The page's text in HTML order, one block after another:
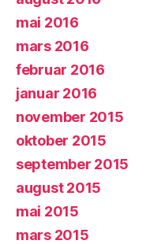
mai 2016
mars 2016
februar 2016
januar 2016
november 2015
oktober 2015
september 2015
august 2015
mai 2015
mars 2015